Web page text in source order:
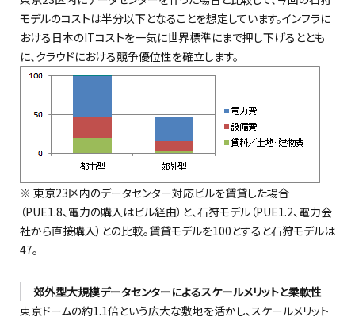
モデルのコストは半分以下となることを想定しています。インフラに
おける日本のITコストを一気に世界標準にまで押し下げるととも
に、クラウドにおける競争優位性を確立します。
※ 東京23区内のデータセンター対応ビルを賃貸した場合
（PUE1.8、電力の購入はビル経由）と、石狩モデル（PUE1.2、電力会
社から直接購入）との比較。賃貸モデルを100とすると石狩モデルは
47。
郊外型大規模データセンターによるスケールメリットと柔軟性
東京ドームの約1.1倍という広大な敷地を活かし、スケールメリット